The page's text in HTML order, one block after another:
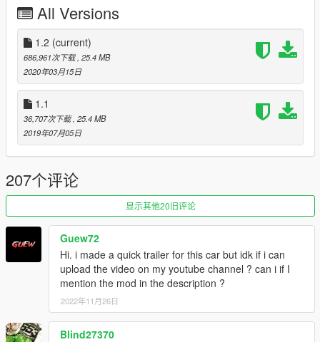
≡≡≡≡≡≡≡≡≡≡≡≡≡≡≡≡≡≡≡≡≡≡≡≡≡≡≡≡≡≡≡≡≡≡≡≡≡≡≡≡≡
Changelog V1.2:
≡≡≡≡≡≡≡≡≡≡≡≡≡≡≡≡≡≡≡≡≡≡≡≡≡≡≡≡≡≡≡≡≡≡≡≡≡≡≡≡≡
Added no spoiler option
some carbon detail updates
///Terms of Service///
This Mod is for Private use only!
Any commercial use is prohibited!
RmodCustoms™
All Versions
1.2 (current)
686,961次下载 , 25.4 MB
2020年03月15日
1.1
36,707次下载 , 25.4 MB
2019年07月05日
207个评论
显示其他20旧评论
Guew72
Hi. i made a quick trailer for this car but idk if i can
upload the video on my youtube channel ? can i if I
mention the mod in the description ?
2022年11月26日
Blind27370